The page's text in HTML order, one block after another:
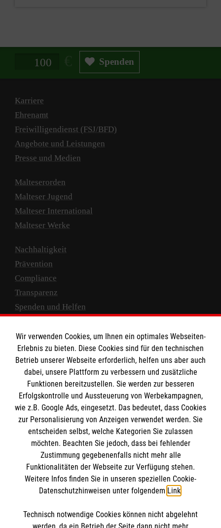
Spendenbetrag in Euro Spenden
Karriere
Ehrenamt
Freiwilligendienst (FSJ/BFD)
Angebote und Leistungen
Presse und Medien
Malteserorden
Malteser Jugend
Malteser International
Malteser Werke
Nachhaltigkeit
Prävention
Compliance
Transparenz
Spenden und Helfen
Empfänger: Malteser Hilfsdienst e.V.
IBAN: DE10 3706 0120 1201 2000 12
BIC: GENODED 1PA7
Newsletter abonnieren
Cookies verwalten|AGB|Impressum|Datenschutz
Wir verwenden Cookies, um Ihnen ein optimales Webseiten-
Erlebnis zu bieten. Diese Cookies sind für den technischen
Betrieb unserer Webseite erforderlich, helfen uns aber auch
dabei, unsere Plattform zu verbessern und zusätzliche
Funktionen bereitzustellen. Sie werden zur besseren
Erfolgskontrolle und Aussteuerung von Werbekampagnen,
wie z.B. Google Ads, eingesetzt. Das bedeutet, dass Cookies
zur Personalisierung von Anzeigen verwendet werden. Sie
entscheiden selbst, welche Kategorien Sie zulassen
möchten. Beachten Sie jedoch, dass bei fehlender
Zustimmung gegebenenfalls nicht mehr alle
Funktionalitäten der Webseite zur Verfügung stehen.
Weitere Infos finden Sie in unseren speziellen Cookie-
Datenschutzhinweisen unter folgendem Link.
Technisch notwendige Cookies können nicht abgelehnt